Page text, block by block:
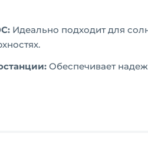
Идеально подходит для
Обеспечивает